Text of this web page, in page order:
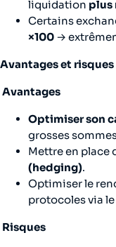
liquidation plus
Certains
×100 →
Avantages et risques
Avantages
Optimiser son
grosses
Mettre en place
(hedging).
Optimiser le
protocoles via le
Risques